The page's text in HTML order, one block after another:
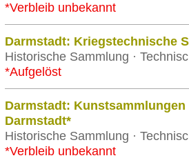
*Verbleib unbekannt
Darmstadt: Kriegstechnische
Historische Sammlung ·
*Aufgelöst
Darmstadt:
Darmstadt*
Historische Sammlung ·
*Verbleib unbekannt